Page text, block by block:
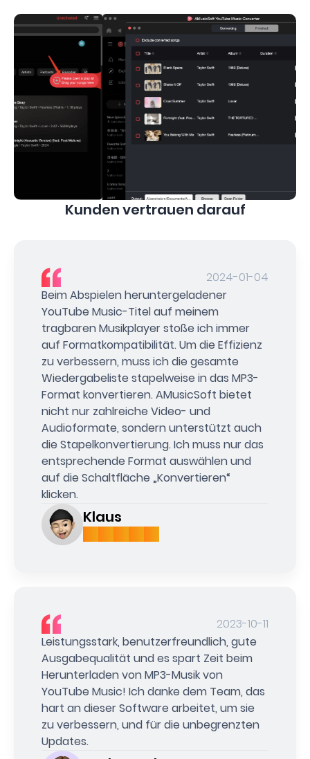
Kunden vertrauen darauf
2024-01-04
Beim Abspielen heruntergeladener
YouTube Music-Titel auf meinem
tragbaren Musikplayer stoße ich immer
auf Formatkompatibilität. Um die Effizienz
zu verbessern, muss ich die gesamte
Wiedergabeliste stapelweise in das MP3-
Format konvertieren. AMusicSoft bietet
nicht nur zahlreiche Video- und
Audioformate, sondern unterstützt auch
die Stapelkonvertierung. Ich muss nur das
entsprechende Format auswählen und
auf die Schaltfläche „Konvertieren“
klicken.
Klaus
2023-10-11
Leistungsstark, benutzerfreundlich, gute
Ausgabequalität und es spart Zeit beim
Herunterladen von MP3-Musik von
YouTube Music! Ich danke dem Team, das
hart an dieser Software arbeitet, um sie
zu verbessern, und für die unbegrenzten
Updates.